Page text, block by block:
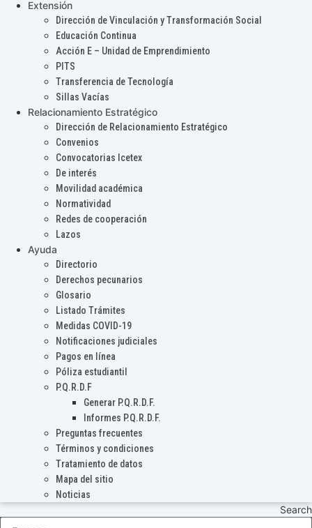
Extensión
Dirección de Vinculación y Transformación Social
Educación Continua
Acción E – Unidad de Emprendimiento
PITS
Transferencia de Tecnología
Sillas Vacías
Relacionamiento Estratégico
Dirección de Relacionamiento Estratégico
Convenios
Convocatorias Icetex
De interés
Movilidad académica
Normatividad
Redes de cooperación
Lazos
Ayuda
Directorio
Derechos pecunarios
Glosario
Listado Trámites
Medidas COVID-19
Notificaciones judiciales
Pagos en línea
Póliza estudiantil
P.Q.R.D.F
Generar P.Q.R.D.F.
Informes P.Q.R.D.F.
Preguntas frecuentes
Términos y condiciones
Tratamiento de datos
Mapa del sitio
Noticias
Search